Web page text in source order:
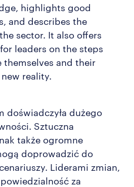
highlights good
and describes the
sector. It also offers
leaders on the steps
themselves and their
reality.
doświadczyła dużego
Sztuczna
także ogromne
doprowadzić do
Liderami zmian,
za